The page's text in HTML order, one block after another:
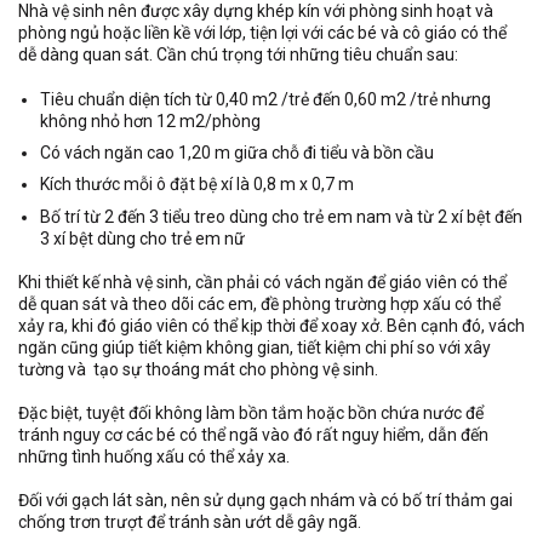
Nhà vệ sinh nên được xây dựng khép kín với phòng sinh hoạt và
phòng ngủ hoặc liền kề với lớp, tiện lợi với các bé và cô giáo có thể
dễ dàng quan sát. Cần chú trọng tới những tiêu chuẩn sau:
Tiêu chuẩn diện tích từ 0,40 m2 /trẻ đến 0,60 m2 /trẻ nhưng
không nhỏ hơn 12 m2/phòng
Có vách ngăn cao 1,20 m giữa chỗ đi tiểu và bồn cầu
Kích thước mỗi ô đặt bệ xí là 0,8 m x 0,7 m
Bố trí từ 2 đến 3 tiểu treo dùng cho trẻ em nam và từ 2 xí bệt đến
3 xí bệt dùng cho trẻ em nữ
Khi thiết kế nhà vệ sinh, cần phải có vách ngăn để giáo viên có thể
dễ quan sát và theo dõi các em, đề phòng trường hợp xấu có thể
xảy ra, khi đó giáo viên có thể kịp thời để xoay xở. Bên cạnh đó, vách
ngăn cũng giúp tiết kiệm không gian, tiết kiệm chi phí so với xây
tường và tạo sự thoáng mát cho phòng vệ sinh.
Đặc biệt, tuyệt đối không làm bồn tắm hoặc bồn chứa nước để
tránh nguy cơ các bé có thể ngã vào đó rất nguy hiểm, dẫn đến
những tình huống xấu có thể xảy xa.
Đối với gạch lát sàn, nên sử dụng gạch nhám và có bố trí thảm gai
chống trơn trượt để tránh sàn ướt dễ gây ngã.